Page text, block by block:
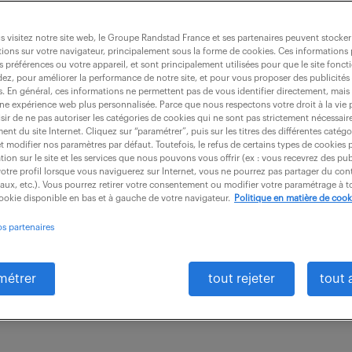
matériel médical f/h
intérim 4 mois 23 000 - 27 000 € / an
d'Annecy, vous intervenez aussi bien sur l'outil
(déplacements fréquents) : Maintenance &
et mise...
visitez notre site web, le Groupe Randstad France et ses partenaires peuvent
sur votre navigateur, principalement sous la forme de cookies. Ces informations
préférences ou votre appareil, et sont principalement utilisées pour que le site
pour améliorer la performance de notre site, et pour vous proposer des publicités
En général, ces informations ne permettent pas de vous identifier directement,
expérience web plus personnalisée. Parce que nous respectons votre droit à la vie
de ne pas autoriser les catégories de cookies qui ne sont pas strictement
du site Internet. Cliquez sur “paramétrer”, puis sur les titres des différentes
modifier nos paramètres par défaut. Toutefois, le refus de certains types de cookies
sur le site et les services que nous pouvons vous offrir (ex : vous recevrez des
profil lorsque vous naviguerez sur Internet, vous ne pourrez pas partager du
etc.). Vous pourrez retirer votre consentement ou modifier votre paramétrage à
disponible en bas et à gauche de votre navigateur.
Politique en matière de
partenaires
tout rejeter tout